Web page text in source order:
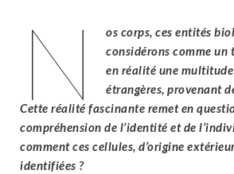
N
os corps, ces entités
considérons comme
en réalité une
étrangères, provenant
Cette réalité fascinante remet en
compréhension de l’identité et de
comment ces cellules, d’origine
identifiées ?